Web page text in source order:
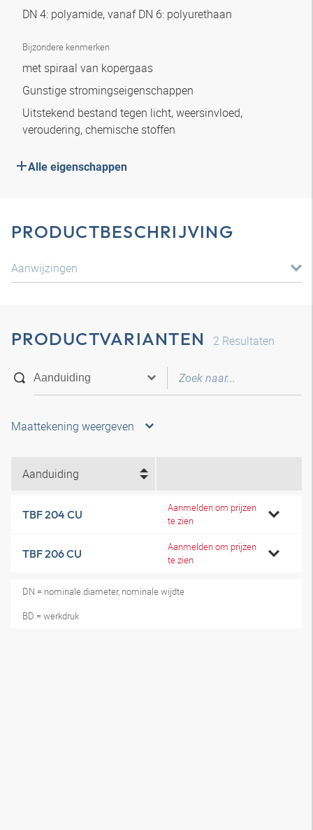
DN 4: polyamide, vanaf DN 6: polyurethaan
Bijzondere kenmerken
met spiraal van kopergaas
Gunstige stromingseigenschappen
Uitstekend bestand tegen licht, weersinvloed,
veroudering, chemische stoffen
Alle eigenschappen
PRODUCTBESCHRIJVING
Aanwijzingen
PRODUCTVARIANTEN 2 Resultaten
Maattekening weergeven
Aanduiding
TBF 204 CU
Aanmelden om prijzen
te zien
TBF 206 CU
Aanmelden om prijzen
te zien
DN = nominale diameter, nominale wijdte
BD = werkdruk